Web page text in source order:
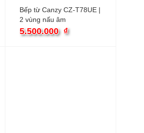
Bếp từ Canzy CZ-T78UE |
2 vùng nấu âm
5.500.000 ₫